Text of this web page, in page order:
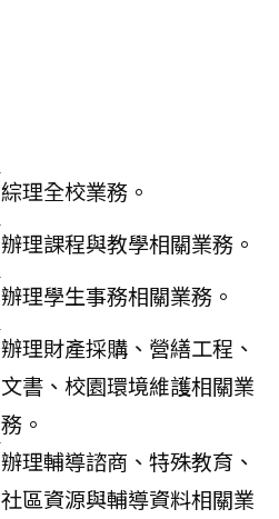
綜理全校業務。
辦理課程與教學相關業務。
辦理學生事務相關業務。
辦理財產採購、營繕工程、
文書、校園環境維護相關業
務。
辦理輔導諮商、特殊教育、
社區資源與輔導資料相關業